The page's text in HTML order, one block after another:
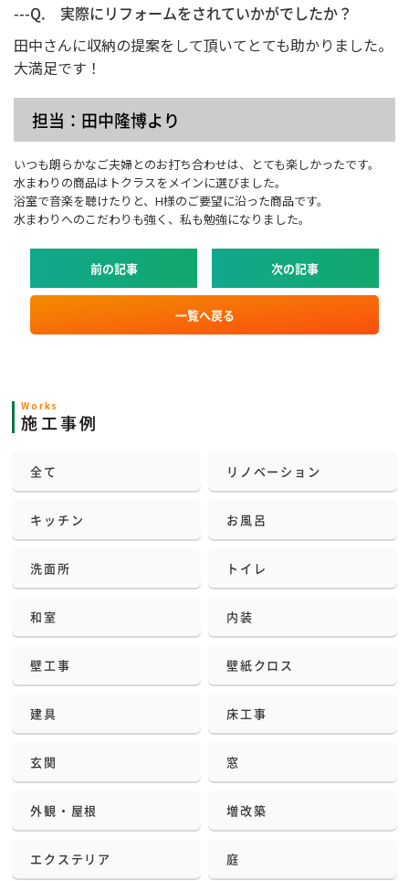
---Q. 実際にリフォームをされていかがでしたか？
田中さんに収納の提案をして頂いてとても助かりました。
大満足です！
担当：田中隆博より
いつも朗らかなご夫婦とのお打ち合わせは、とても楽しかったです。
水まわりの商品はトクラスをメインに選びました。
浴室で音楽を聴けたりと、H様のご要望に沿った商品です。
水まわりへのこだわりも強く、私も勉強になりました。
前の記事 次の記事
一覧へ戻る
Works
施工事例
全て リノベーション
キッチン お風呂
洗面所 トイレ
和室 内装
壁工事 壁紙クロス
建具 床工事
玄関 窓
外観・屋根 増改築
エクステリア 庭